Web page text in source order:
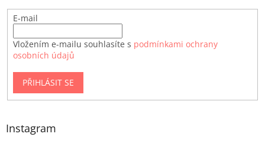
E-mail
Vložením e-mailu souhlasíte s podmínkami ochrany
osobních údajů
PŘIHLÁSIT SE
Instagram